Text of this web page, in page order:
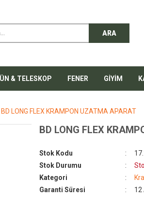
ARA
& TELESKOP FENER GİYİM
BD LONG FLEX KRAMPON UZATMA APARAT
BD LONG FLEX
Stok Kodu
Stok Durumu
Kategori
Garanti Süresi
12